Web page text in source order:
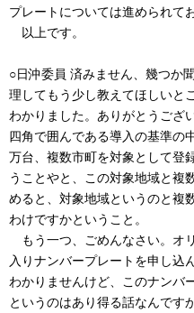
プレートについては進められて
以上です。
○日沖委員 済みません、幾つか
理してもう少し教えてほしいと
わかりました。ありがとうござ
四角で囲んである導入の基準の
万台、複数市町を対象として登
うことやと、この対象地域と複
めると、対象地域というのと複
わけですかということ。
もう一つ、ごめんなさい。オ
入りナンバープレートを申し込
わかりませんけど、このナンバ
というのはあり得る話なんです